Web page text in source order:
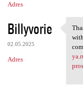
Adres
Billyvorie
02.05.2025
Adres